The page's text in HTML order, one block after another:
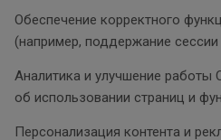
Обеспечение корректного
(например, поддержание сессии
Аналитика и улучшение работы
об использовании страниц и
Персонализация контента и